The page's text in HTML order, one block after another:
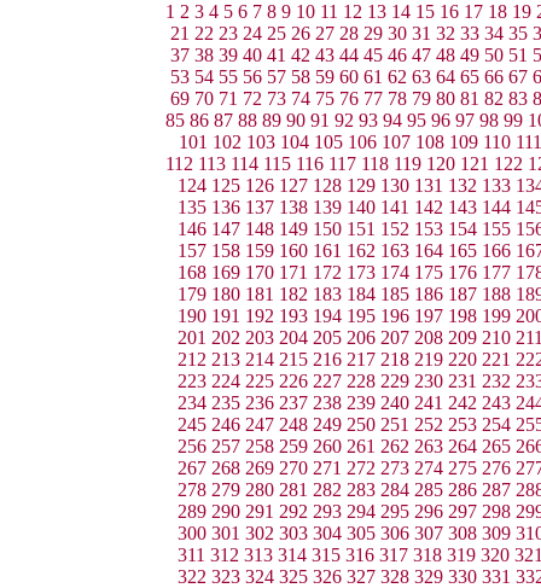
1 2 3 4 5 6 7 8 9 10 11 12 13 14 15 16 17 18 19
21 22 23 24 25 26 27 28 29 30 31 32 33 34 35
37 38 39 40 41 42 43 44 45 46 47 48 49 50 51
53 54 55 56 57 58 59 60 61 62 63 64 65 66 67
69 70 71 72 73 74 75 76 77 78 79 80 81 82 83
85 86 87 88 89 90 91 92 93 94 95 96 97 98 99
101 102 103 104 105 106 107 108 109 110 111
112 113 114 115 116 117 118 119 120 121 122
124 125 126 127 128 129 130 131 132 133
135 136 137 138 139 140 141 142 143 144
146 147 148 149 150 151 152 153 154 155
157 158 159 160 161 162 163 164 165 166
168 169 170 171 172 173 174 175 176 177
179 180 181 182 183 184 185 186 187 188
190 191 192 193 194 195 196 197 198 199
201 202 203 204 205 206 207 208 209 210
212 213 214 215 216 217 218 219 220 221
223 224 225 226 227 228 229 230 231 232
234 235 236 237 238 239 240 241 242 243
245 246 247 248 249 250 251 252 253 254
256 257 258 259 260 261 262 263 264 265
267 268 269 270 271 272 273 274 275 276
278 279 280 281 282 283 284 285 286 287
289 290 291 292 293 294 295 296 297 298
300 301 302 303 304 305 306 307 308 309
311 312 313 314 315 316 317 318 319 320
322 323 324 325 326 327 328 329 330 331